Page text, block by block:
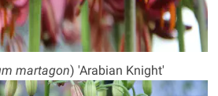
martagon) 'Arabian Knight'